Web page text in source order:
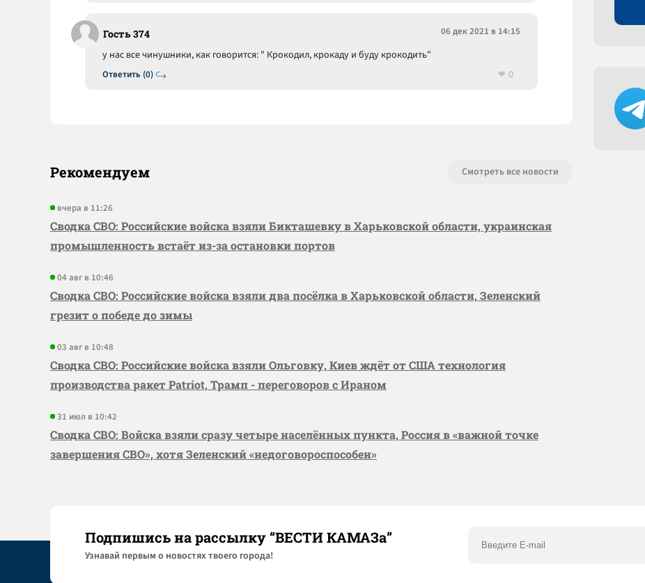
Гость 374 06 дек 2021 в 14:15
Ответить (0)
у нас все чинушники, как говорится: " Крокодил, крокаду и буду крокодить"
0
Рекомендуем Смотреть все новости
вчера в 11:26
Сводка СВО: Российские войска взяли Бикташевку в Харьковской области, украинская
промышленность встаёт из-за остановки портов
04 авг в 10:46
Сводка СВО: Российские войска взяли два посёлка в Харьковской области, Зеленский
грезит о победе до зимы
03 авг в 10:48
Сводка СВО: Российские войска взяли Ольговку, Киев ждёт от США технология
производства ракет Patriot, Трамп - переговоров с Ираном
31 июл в 10:42
Сводка СВО: Войска взяли сразу четыре населённых пункта, Россия в «важной точке
завершения СВО», хотя Зеленский «недоговороспособен»
Подпишись на рассылку “ВЕСТИ КАМАЗа”
Узнaвай первым о новостях твоего города!